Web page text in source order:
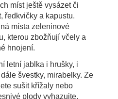
míst ještě vysázet či
ředkvičky a kapustu.
místa zeleninové
kterou zbožňují včely a
hnojení.
letní jablka i hrušky, i
švestky, mirabelky. Ze
sušit křížaly nebo
plody vyhazujte.